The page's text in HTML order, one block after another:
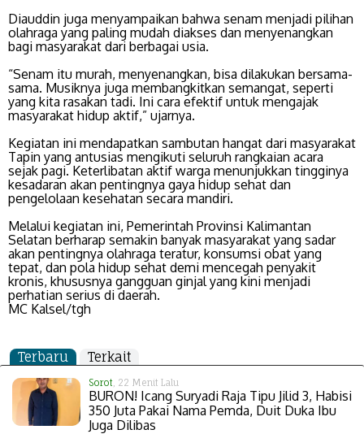
Diauddin juga menyampaikan bahwa senam menjadi pilihan
olahraga yang paling mudah diakses dan menyenangkan
bagi masyarakat dari berbagai usia.
“Senam itu murah, menyenangkan, bisa dilakukan bersama-
sama. Musiknya juga membangkitkan semangat, seperti
yang kita rasakan tadi. Ini cara efektif untuk mengajak
masyarakat hidup aktif,” ujarnya.
Kegiatan ini mendapatkan sambutan hangat dari masyarakat
Tapin yang antusias mengikuti seluruh rangkaian acara
sejak pagi. Keterlibatan aktif warga menunjukkan tingginya
kesadaran akan pentingnya gaya hidup sehat dan
pengelolaan kesehatan secara mandiri.
Melalui kegiatan ini, Pemerintah Provinsi Kalimantan
Selatan berharap semakin banyak masyarakat yang sadar
akan pentingnya olahraga teratur, konsumsi obat yang
tepat, dan pola hidup sehat demi mencegah penyakit
kronis, khususnya gangguan ginjal yang kini menjadi
perhatian serius di daerah.
MC Kalsel/tgh
Terbaru Terkait
Sorot, 22 Menit Lalu
BURON! Icang Suryadi Raja Tipu Jilid 3, Habisi
350 Juta Pakai Nama Pemda, Duit Duka Ibu
Juga Dilibas